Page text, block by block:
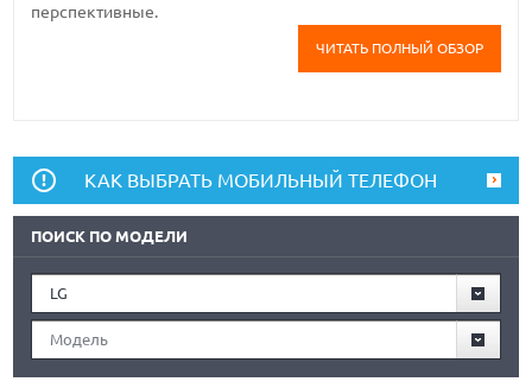
перспективные.
ЧИТАТЬ ПОЛНЫЙ ОБЗОР
КАК ВЫБРАТЬ МОБИЛЬНЫЙ ТЕЛЕФОН
ПОИСК ПО МОДЕЛИ
LG
Модель